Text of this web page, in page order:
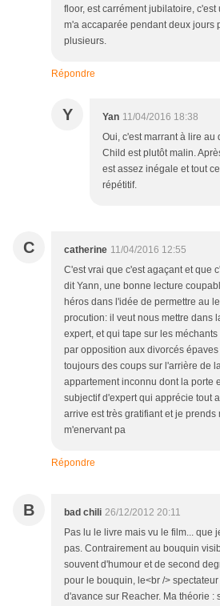
floor, est carrément jubilatoire, c'est
m'a accaparée pendant deux jours
plusieurs.
Répondre
Y Yan 11/04/2016 18:38
Oui, c'est marrant à lire au
Child est plutôt malin.
est assez inégale et tout
répétitif.
C catherine 11/04/2016 12:55
C'est vrai que c'est agaçant et que
dit Yann, une bonne lecture
héros dans l'idée de permettre au
procution: il veut nous mettre dans
expert, et qui tape sur les
par opposition aux divorcés
toujours des coups sur l'arrière de
appartement inconnu dont la porte
subjectif d'expert qui apprécie tout
arrive est très gratifiant et je prends
m'enervant pa
Répondre
B bad chili 26/12/2012 20:11
Pas lu le livre mais vu le film... que
pas. Contrairement au bouquin
souvent d'humour et de second
pour le bouquin, le<br />
d'avance sur Reacher. Ma théorie :